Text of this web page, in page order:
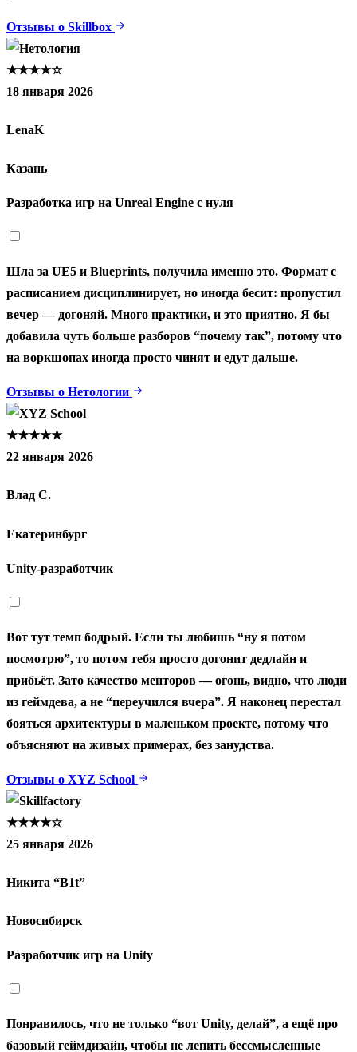
Отзывы о Skillbox
★★★★☆
18 января 2026
LenaK
Казань
Разработка игр на Unreal Engine с нуля
Шла за UE5 и Blueprints, получила именно это. Формат с
расписанием дисциплинирует, но иногда бесит: пропустил
вечер — догоняй. Много практики, и это приятно. Я бы
добавила чуть больше разборов “почему так”, потому что
на воркшопах иногда просто чинят и едут дальше.
Отзывы о Нетологии
★★★★★
22 января 2026
Влад С.
Екатеринбург
Unity‑разработчик
Вот тут темп бодрый. Если ты любишь “ну я потом
посмотрю”, то потом тебя просто догонит дедлайн и
прибьёт. Зато качество менторов — огонь, видно, что люди
из геймдева, а не “переучился вчера”. Я наконец перестал
бояться архитектуры в маленьком проекте, потому что
объясняют на живых примерах, без занудства.
Отзывы о XYZ School
★★★★☆
25 января 2026
Никита “B1t”
Новосибирск
Разработчик игр на Unity
Понравилось, что не только “вот Unity, делай”, а ещё про
базовый геймдизайн, чтобы не лепить бессмысленные